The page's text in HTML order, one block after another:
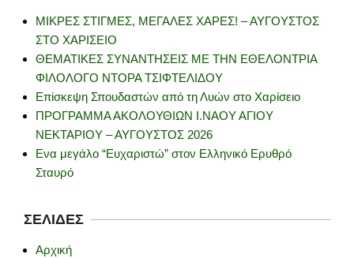
ΜΙΚΡΕΣ ΣΤΙΓΜΕΣ, ΜΕΓΑΛΕΣ ΧΑΡΕΣ! – ΑΥΓΟΥΣΤΟΣ
ΣΤΟ ΧΑΡΙΣΕΙΟ
ΘΕΜΑΤΙΚΕΣ ΣΥΝΑΝΤΗΣΕΙΣ ΜΕ ΤΗΝ ΕΘΕΛΟΝΤΡΙΑ
ΦΙΛΟΛΟΓΟ ΝΤΟΡΑ ΤΣΙΦΤΕΛΙΔΟΥ
Επίσκεψη Σπουδαστών από τη Λυών στο Χαρίσειο
ΠΡΟΓΡΑΜΜΑ ΑΚΟΛΟΥΘΙΩΝ Ι.ΝΑΟΥ ΑΓΙΟΥ
ΝΕΚΤΑΡΙΟΥ – ΑΥΓΟΥΣΤΟΣ 2026
Ενα μεγάλο “Ευχαριστώ” στον Ελληνικό Ερυθρό
Σταυρό
ΣΕΛΊΔΕΣ
Αρχική